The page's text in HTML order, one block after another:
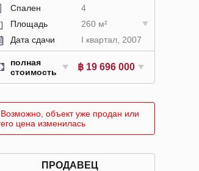
Спален
4
Площадь
260 м²
Дата сдачи
I квартал, 2007
полная
стоимость
฿ 19 696 000
Возможно, объект уже продан или
его цена изменилась
ПРОДАВЕЦ